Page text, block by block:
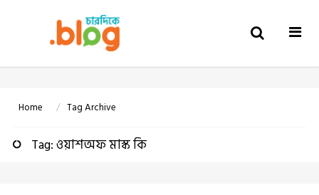
Home Tag Archive
Tag: ওয়াশঅফ মাস্ক কি